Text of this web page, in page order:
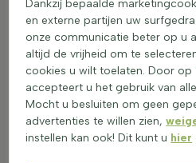
insectenvriendelijk, wat helpt om
ecosystemen te behouden.
warme plekken verhogen de
ziekten en plagen.
Waarom kiezen voor
bodembedekkers?
Dankzij bepaalde
en externe partijen uw
onze communicatie beter op u
altijd de vrijheid om te
cookies u wilt toelaten. Door op
accepteert u het gebruik van
Mocht u besluiten om geen
advertenties te willen zien,
instellen kan ook! Dit kunt u hier